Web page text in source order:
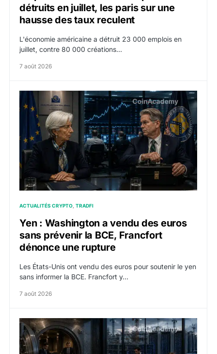
détruits en juillet, les paris sur une
hausse des taux reculent
L'économie américaine a détruit 23 000 emplois en
juillet, contre 80 000 créations…
7 août 2026
Yen : Washington a vendu des euros sans prévenir
ACTUALITÉS CRYPTO TRADFI
Yen : Washington a vendu des euros
sans prévenir la BCE, Francfort
dénonce une rupture
Les États-Unis ont vendu des euros pour soutenir le yen
sans informer la BCE. Francfort y…
7 août 2026
Jane Street négocie le transfert de 11 milliards de